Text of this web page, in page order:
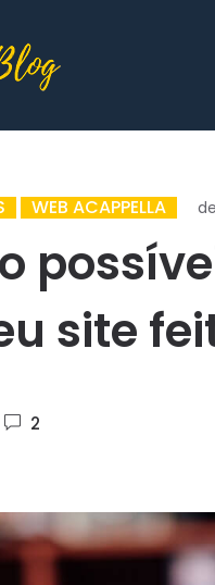
WEB ACAPPELLA
site
2